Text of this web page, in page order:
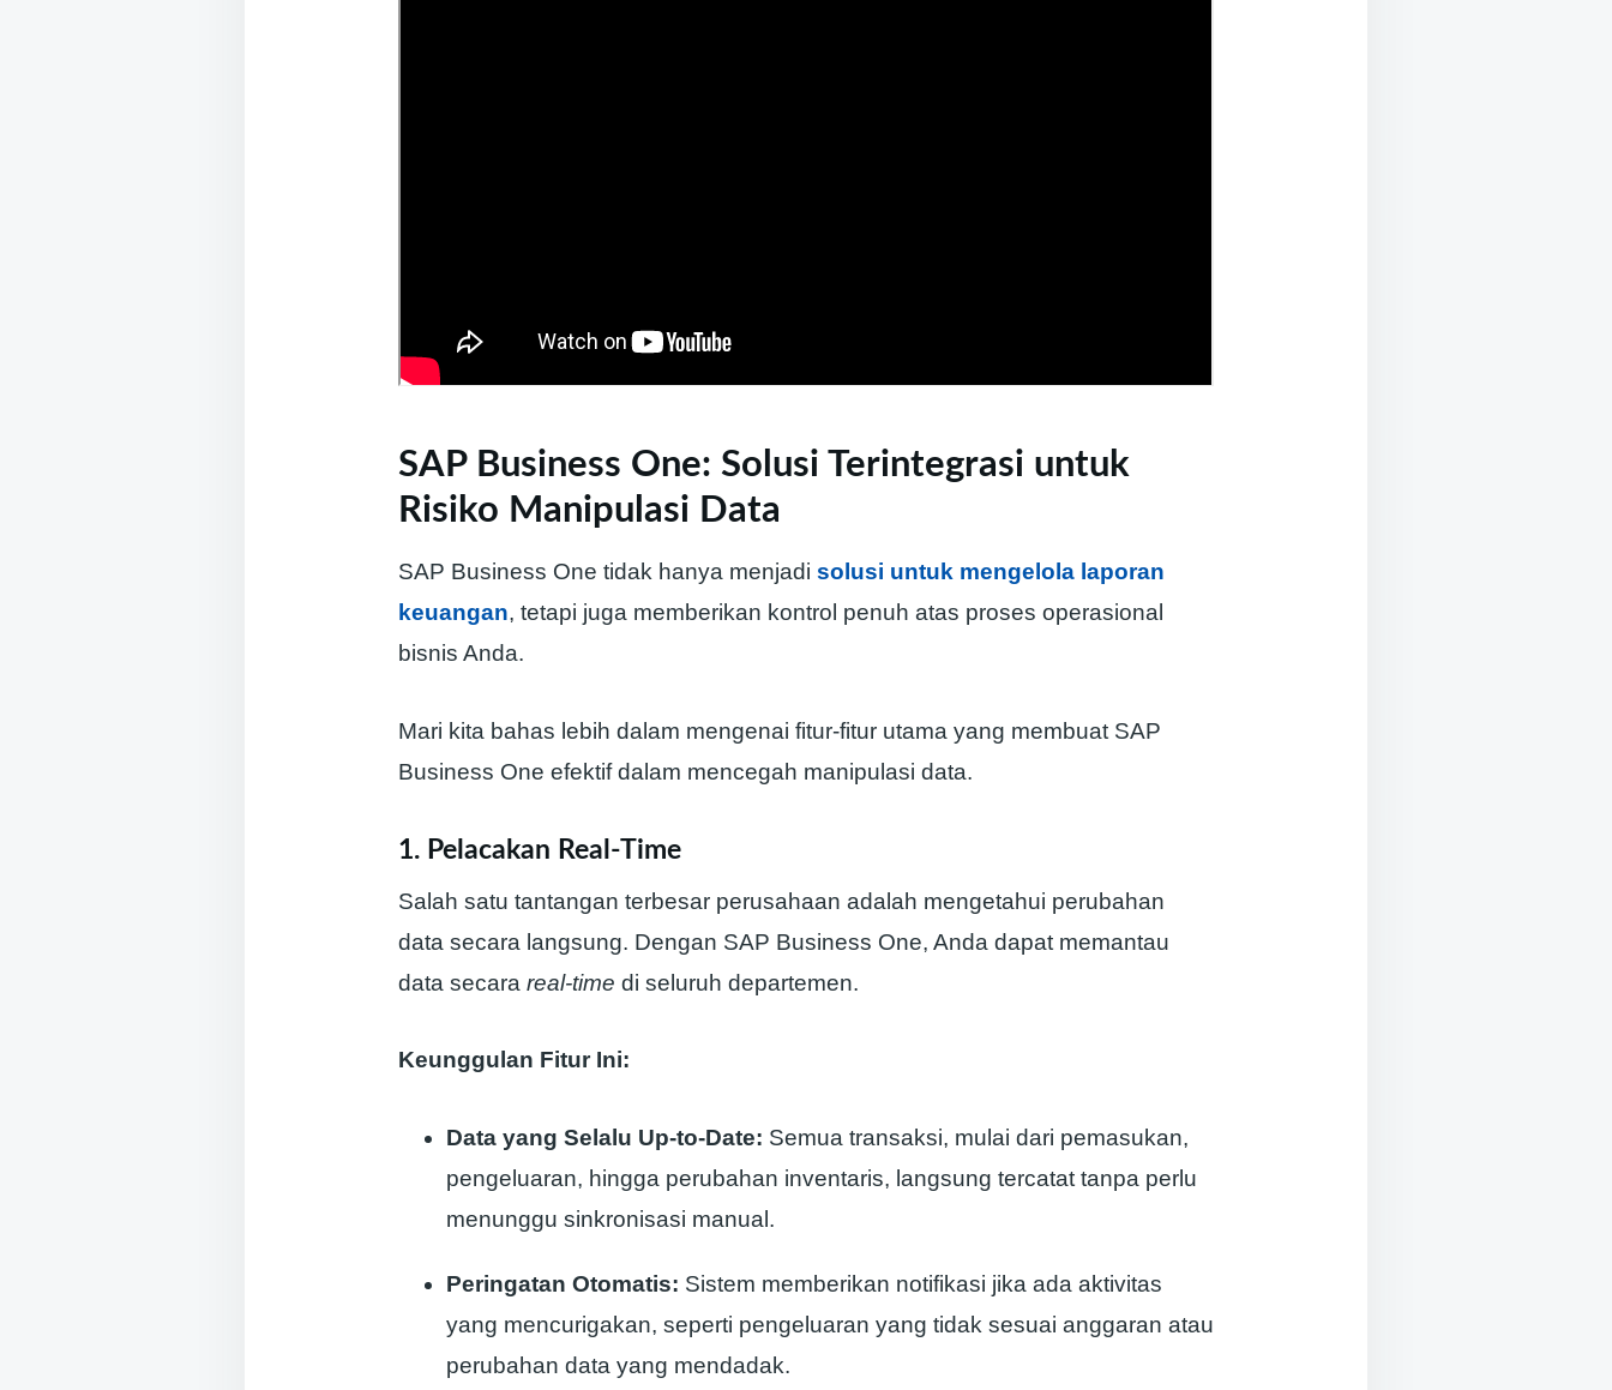
SAP Business One: Solusi Terintegrasi untuk
Risiko Manipulasi Data
SAP Business One tidak hanya menjadi solusi untuk mengelola laporan
keuangan, tetapi juga memberikan kontrol penuh atas proses operasional
bisnis Anda.
Mari kita bahas lebih dalam mengenai fitur-fitur utama yang membuat SAP
Business One efektif dalam mencegah manipulasi data.
1. Pelacakan Real-Time
Salah satu tantangan terbesar perusahaan adalah mengetahui perubahan
data secara langsung. Dengan SAP Business One, Anda dapat memantau
data secara real-time di seluruh departemen.
Keunggulan Fitur Ini:
Data yang Selalu Up-to-Date: Semua transaksi, mulai dari pemasukan,
pengeluaran, hingga perubahan inventaris, langsung tercatat tanpa perlu
menunggu sinkronisasi manual.
Peringatan Otomatis: Sistem memberikan notifikasi jika ada aktivitas
yang mencurigakan, seperti pengeluaran yang tidak sesuai anggaran atau
perubahan data yang mendadak.